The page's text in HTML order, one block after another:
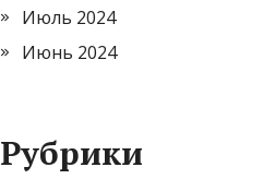
Июль 2024
Июнь 2024
Рубрики